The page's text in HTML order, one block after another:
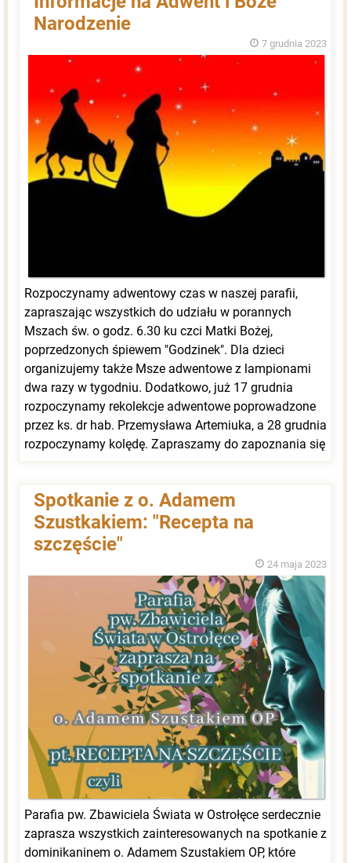
Narodzenie
7 grudnia 2023
Rozpoczynamy adwentowy czas w naszej parafii,
zapraszając wszystkich do udziału w porannych
Mszach św. o godz. 6.30 ku czci Matki Bożej,
poprzedzonych śpiewem "Godzinek". Dla dzieci
organizujemy także Msze adwentowe z lampionami
dwa razy w tygodniu. Dodatkowo, już 17 grudnia
rozpoczynamy rekolekcje adwentowe poprowadzone
przez ks. dr hab. Przemysława Artemiuka, a 28 grudnia
rozpoczynamy kolędę. Zapraszamy do zapoznania się
oczekiwania na Narodzenie Pana.
Spotkanie z o. Adamem
Szustkakiem: "Recepta na
szczęście"
24 maja 2023
Parafia pw. Zbawiciela Świata w Ostrołęce serdecznie
zaprasza wszystkich zainteresowanych na spotkanie z
dominikaninem o. Adamem Szustakiem OP, które